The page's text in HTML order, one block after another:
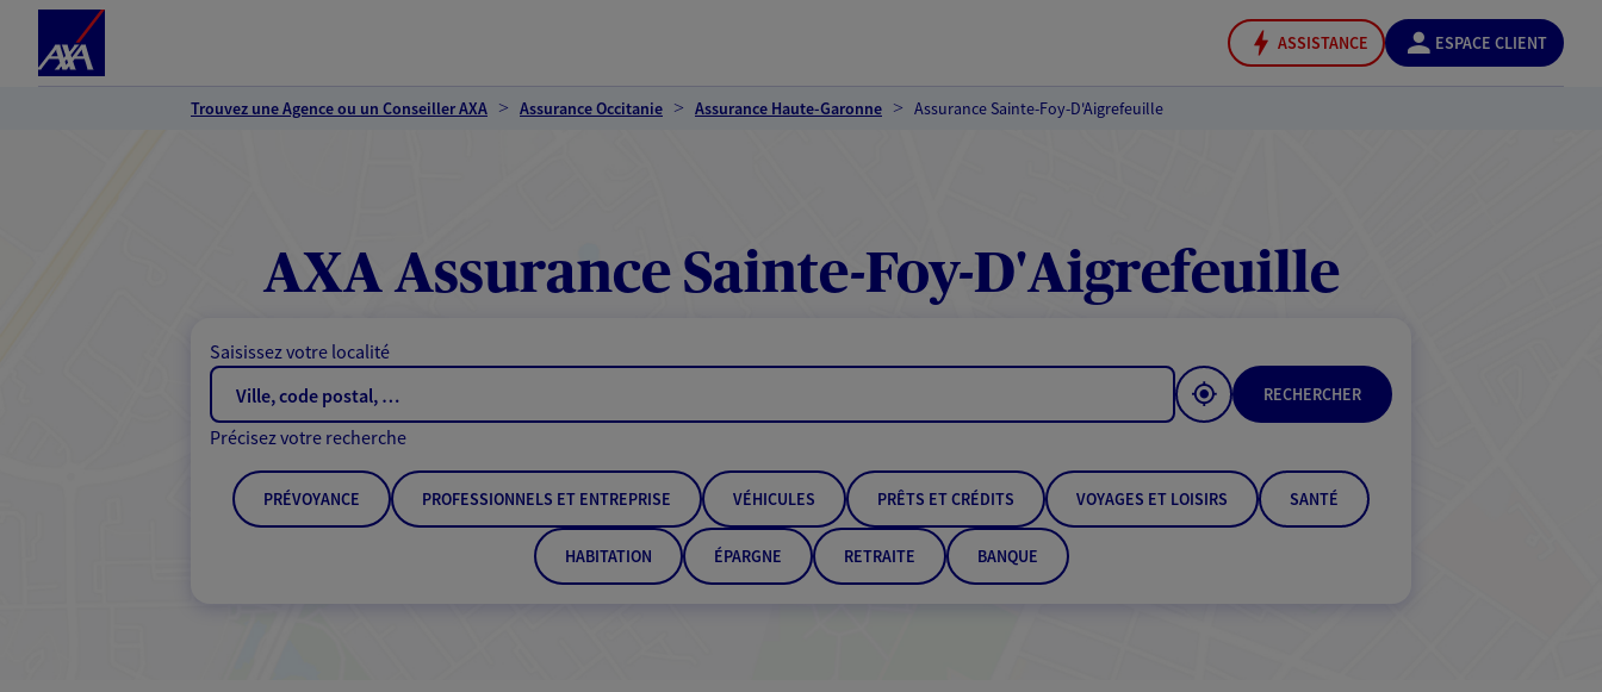
ASSISTANCE ESPACE CLIENT
Trouvez une Agence ou un Conseiller AXA Assurance Occitanie Assurance Haute-Garonne Assurance Sainte-Foy-D'Aigrefeuille
AXA Assurance Sainte-Foy-D'Aigrefeuille
Saisissez votre localité
RECHERCHER
Précisez votre recherche
PRÉVOYANCE PROFESSIONNELS ET ENTREPRISE VÉHICULES PRÊTS ET CRÉDITS VOYAGES ET LOISIRS SANTÉ
HABITATION ÉPARGNE RETRAITE BANQUE